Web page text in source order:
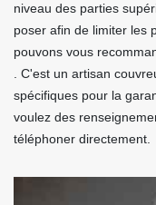
niveau des parties
poser afin de limiter les
pouvons vous
. C'est un artisan
spécifiques pour la
voulez des
téléphoner directement.